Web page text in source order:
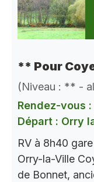
** Pour
(Niveau : ** -
Rendez-vous
Départ : Orry
RV à 8h40
Orry-la-Ville
de Bonnet,